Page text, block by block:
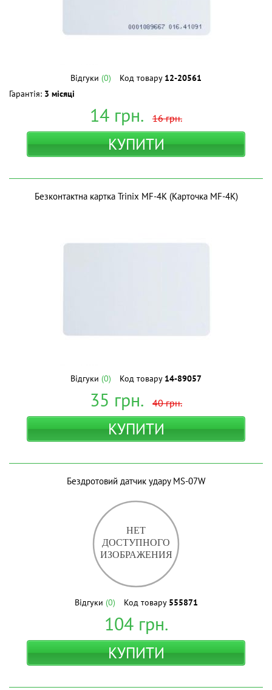
Відгуки (0) Код товару 12-20561
Гарантія: 3 місяці
14 грн. 16грн.
КУПИТИ
Безконтактна картка Trinix MF-4K (Карточка MF-4K)
Відгуки (0) Код товару 14-89057
35 грн. 40грн.
КУПИТИ
Бездротовий датчик удару MS-07W
Відгуки (0) Код товару 555871
104грн.
КУПИТИ